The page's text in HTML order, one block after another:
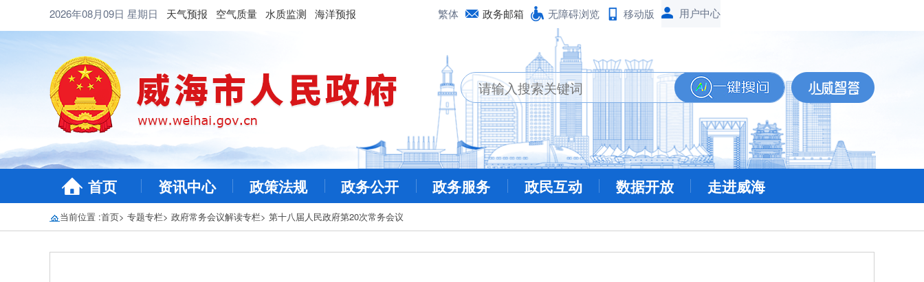
2026年08月09日 星期日 天气预报 空气质量 水质监测 海洋预报 繁体 政务邮箱 无障碍浏览 移动版
首页 资讯中心 政策法规 政务公开 政务服务 政民互动 数据开放 走进威海
当前位置 :首页> 专题专栏> 政府常务会议解读专栏> 第十八届人民政府第20次常务会议